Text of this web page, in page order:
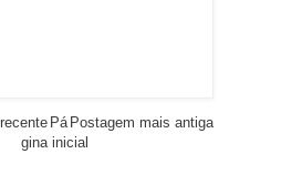
Postagem mais antiga
Pá
gina inicial